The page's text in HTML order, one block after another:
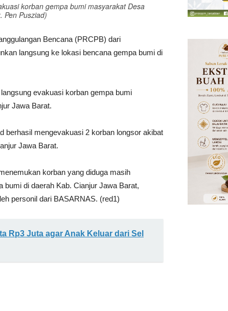
korban gempa bumi masyarakat Desa
Pen Pusziad)
Bencana (PRCPB) dari
langsung ke lokasi bencana gempa bumi di
evakuasi korban gempa bumi
Jawa Barat.
berhasil mengevakuasi 2 korban longsor akibat
Jawa Barat.
korban yang diduga masih
bumi di daerah Kab. Cianjur Jawa Barat,
personil dari BASARNAS. (red1)
Rp3 Juta agar Anak Keluar dari Sel